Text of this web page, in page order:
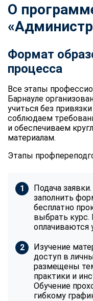
О
Формат
процесса
Все этапы
Барнауле
учиться без
соблюдаем
и обеспечиваем
материалам.
Этапы
Подача
заполнить
бесплатно
выбрать курс.
оплачиваются
Изучение
доступ в
размещены
практики и
Обучение
гибкому